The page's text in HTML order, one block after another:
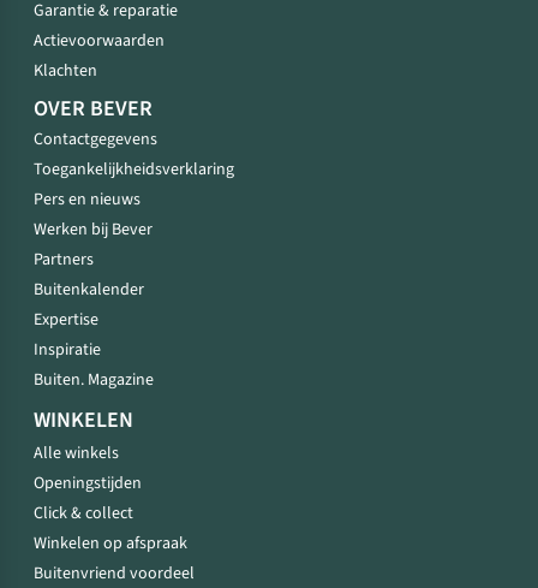
Garantie & reparatie
Actievoorwaarden
Klachten
OVER BEVER
Contactgegevens
Toegankelijkheidsverklaring
Pers en nieuws
Werken bij Bever
Partners
Buitenkalender
Expertise
Inspiratie
Buiten. Magazine
WINKELEN
Alle winkels
Openingstijden
Click & collect
Winkelen op afspraak
Buitenvriend voordeel